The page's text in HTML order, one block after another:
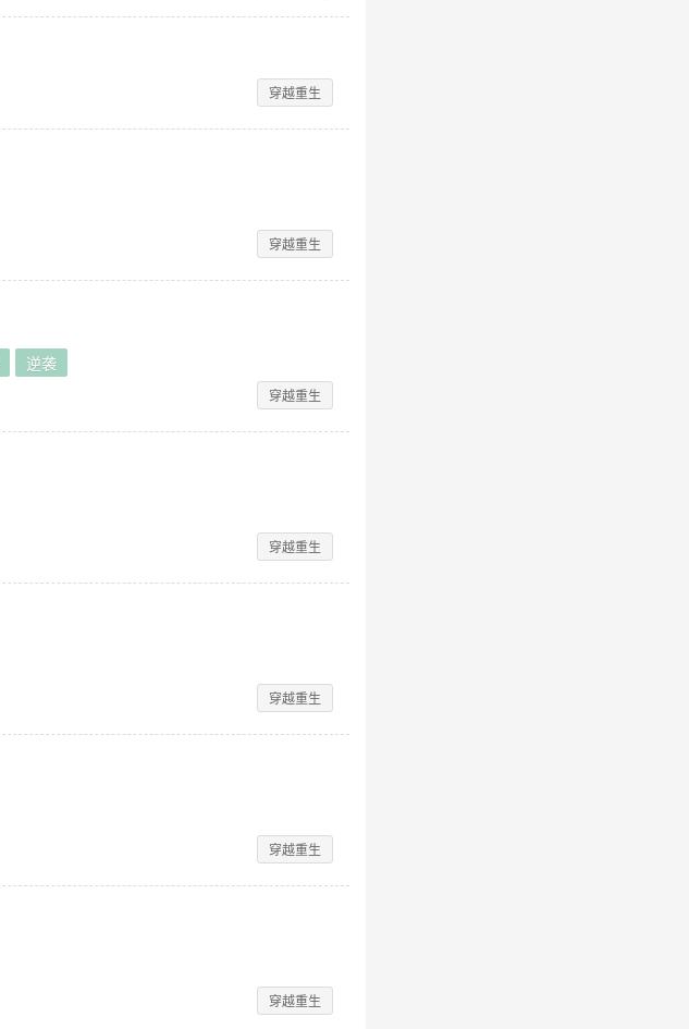
穿越重生
穿越重生
逆袭
穿越重生
穿越重生
穿越重生
穿越重生
穿越重生